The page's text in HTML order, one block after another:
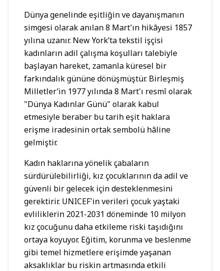
Dünya genelinde eşitliğin ve dayanışmanın
simgesi olarak anılan 8 Mart'ın hikâyesi 1857
yılına uzanır. New York’ta tekstil işçisi
kadınların adil çalışma koşulları talebiyle
başlayan hareket, zamanla küresel bir
farkındalık gününe dönüşmüştür. Birleşmiş
Milletler’in 1977 yılında 8 Mart'ı resmî olarak
"Dünya Kadınlar Günü" olarak kabul
etmesiyle beraber bu tarih eşit haklara
erişme iradesinin ortak sembolü hâline
gelmiştir.
Kadın haklarına yönelik çabaların
sürdürülebilirliği, kız çocuklarının da adil ve
güvenli bir gelecek için desteklenmesini
gerektirir. UNICEF'in verileri çocuk yaştaki
evliliklerin 2021-2031 döneminde 10 milyon
kız çocuğunu daha etkileme riski taşıdığını
ortaya koyuyor. Eğitim, korunma ve beslenme
gibi temel hizmetlere erişimde yaşanan
aksaklıklar bu riskin artmasında etkili